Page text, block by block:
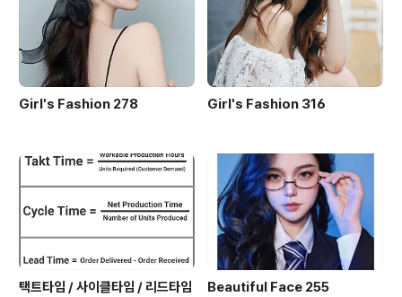
문에 생각나 어떡하지 내 내 내 맘을 ..
Girl's Fashion 278 Girl's Fashion 316
택트타임 / 사이클타임 / 리드타임
Beautiful Face 255